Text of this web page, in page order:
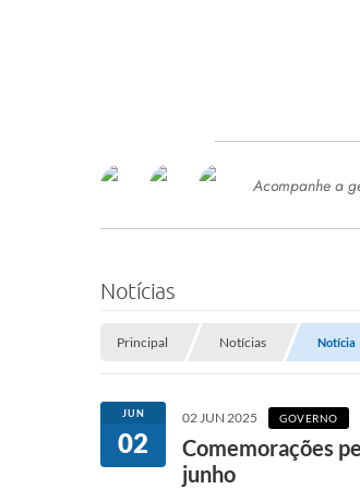
SERVIÇOS
SEMED
Processo de Contratação -
Concursos e Processos Seletivos
Acompanhe a
Notícias
Principal Notícias Notícia
JUN
02
02 JUN 2025 GOVERNO
Comemorações
junho